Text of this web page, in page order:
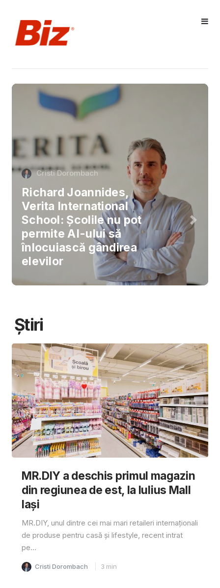
Cristi Dorombach
Richard Joannides,
Verita International
School: Școlile nu pot
permite AI-ului să
înlocuiască gândirea
elevilor
Știri
MR.DIY a deschis primul magazin
din regiunea de est, la Iulius Mall
Iași
MR.DIY, unul dintre cei mai mari retaileri internaționali
de produse pentru casă și lifestyle, recent intrat
pe...
Cristi Dorombach 3 min